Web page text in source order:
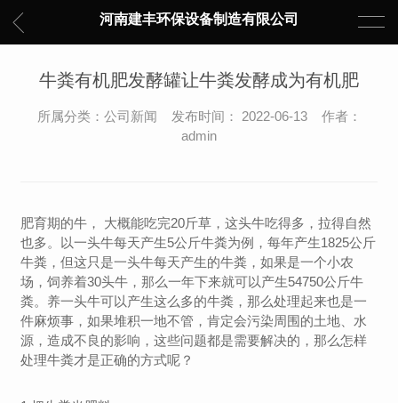
河南建丰环保设备制造有限公司
牛粪有机肥发酵罐让牛粪发酵成为有机肥
所属分类：公司新闻 发布时间： 2022-06-13 作者：
admin
肥育期的牛， 大概能吃完20斤草，这头牛吃得多，拉得自然
也多。以一头牛每天产生5公斤牛粪为例，每年产生1825公斤
牛粪，但这只是一头牛每天产生的牛粪，如果是一个小农
场，饲养着30头牛，那么一年下来就可以产生54750公斤牛
粪。养一头牛可以产生这么多的牛粪，那么处理起来也是一
件麻烦事，如果堆积一地不管，肯定会污染周围的土地、水
源，造成不良的影响，这些问题都是需要解决的，那么怎样
处理牛粪才是正确的方式呢？